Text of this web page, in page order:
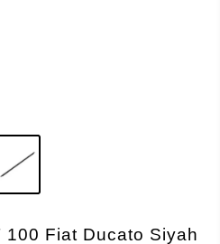
100 Fiat Ducato Siyah